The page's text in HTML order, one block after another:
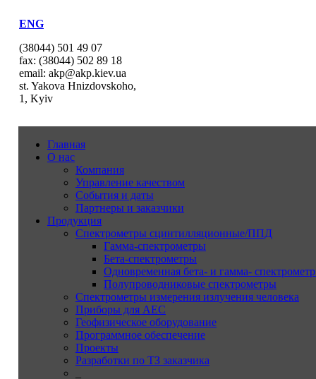
ENG
(38044) 501 49 07
fax: (38044) 502 89 18
email: akp@akp.kiev.ua
st. Yakova Hnizdovskoho,
1, Kyiv
Главная
О нас
Компания
Управление качеством
События и даты
Партнеры и заказчики
Продукция
Спектрометры сцинтилляционные/ППД
Гамма-спектрометры
Бета-спектрометры
Одновременная бета- и гамма-
Полупроводниковые спектрометры
Спектрометры измерения излучения человека
Приборы для АЕС
Геофизическое оборудование
Программное обеспечение
Проекты
Разработки по ТЗ заказчика